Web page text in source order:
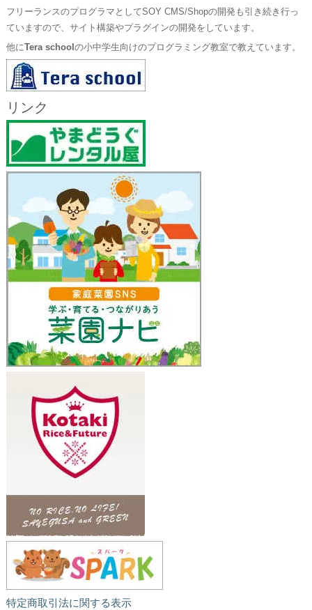
フリーランスのプログラマとしてSOY CMS/Shopの開発も引き続き行っ
ていますので、サイト構築やプラグインの開発をしています。
他にTera school の小中学生向けのプログラミング教室で教えています。
リンク
特定商取引法に関する表示